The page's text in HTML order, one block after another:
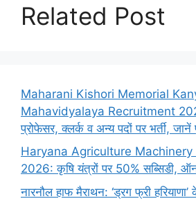
Related Post
Maharani Kishori Memorial
Mahavidyalaya Recruitment
प्रोफेसर, क्लर्क व अन्य पदों पर भर्ती, जानें
Haryana Agriculture Machinery
2026: कृषि यंत्रों पर 50% सब्सिडी,
नारनौल हाफ मैराथन: ‘ड्रग फ्री